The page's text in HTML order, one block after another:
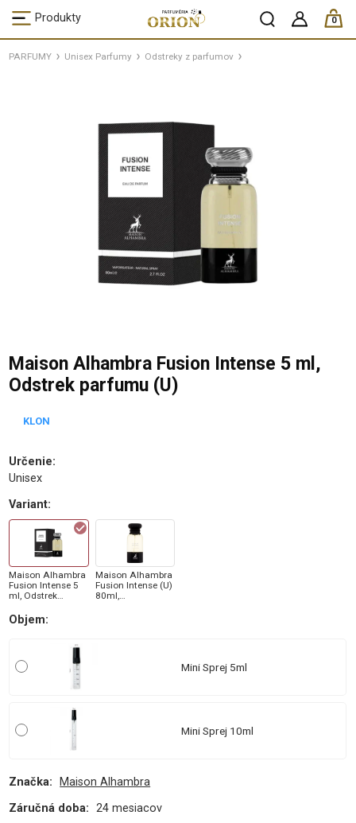
Produkty 0
ks /
PARFUMY Unisex Parfumy Odstreky z parfumov
Maison Alhambra Fusion Intense 5 ml,
Odstrek parfumu (U)
KLON
Určenie:
Unisex
Variant:
Maison Alhambra
Fusion Intense 5
ml, Odstrek
Maison Alhambra
Fusion Intense (U)
80ml,
Objem:
Mini Sprej 5ml
Mini Sprej 10ml
Značka:
Maison Alhambra
Záručná doba: 24 mesiacov